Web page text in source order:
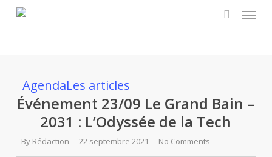
Menu
AgendaLes articles
Événement 23/09 Le Grand Bain –
2031 : L’Odyssée de la Tech
By Rédaction 22 septembre 2021 No Comments